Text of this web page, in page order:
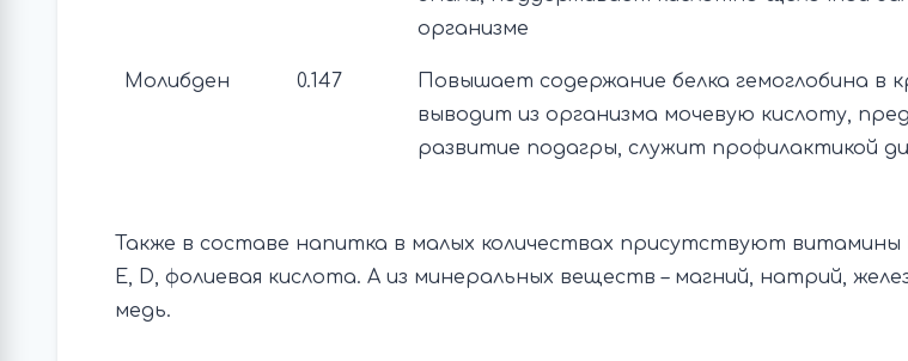
организме
Молибден 0.147
Повышает содержание белка гемоглобина в
выводит из организма мочевую кислоту,
развитие подагры, служит профилактикой
Также в составе напитка в малых количествах присутствуют витамины
Е, D, фолиевая кислота. А из минеральных веществ – магний, натрий,
медь.